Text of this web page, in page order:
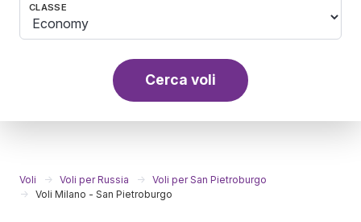
CLASSE
Cerca voli
Voli Voli per Russia
Voli per San Pietroburgo
Voli Milano - San Pietroburgo